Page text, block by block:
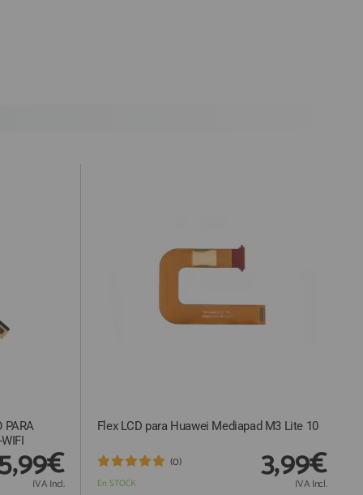
y confirmada por internet debe ser aceptada después
PARA
IVA Incl.
Flex LCD para Huawei Mediapad M3 Lite 10
En STOCK
(0) 3,99€
IVA Incl.